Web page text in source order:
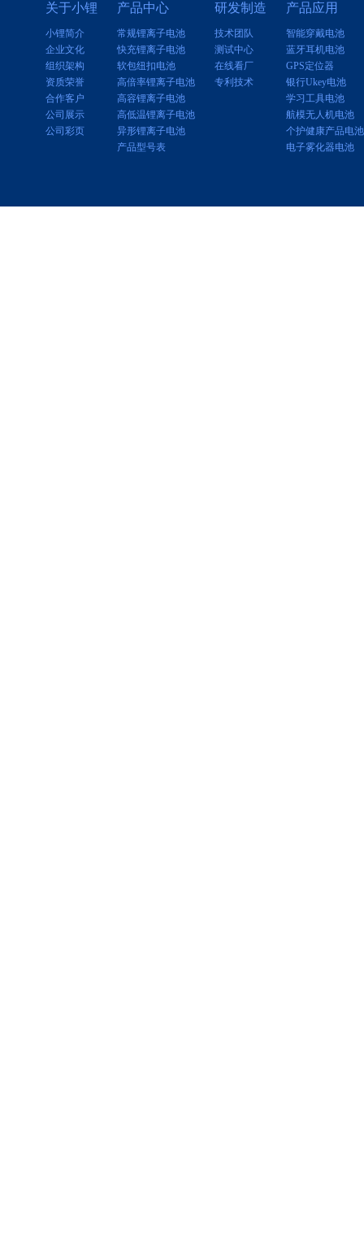
关于小锂
小锂简介
企业文化
组织架构
资质荣誉
合作客户
公司展示
公司彩页
产品中心
常规锂离子电池
快充锂离子电池
软包纽扣电池
高倍率锂离子电池
高容锂离子电池
高低温锂离子电池
异形锂离子电池
产品型号表
研发制造
技术团队
测试中心
在线看厂
专利技术
产品应用
智能穿戴电池
蓝牙耳机电池
GPS定位器
银行Ukey电池
学习工具电池
航模无人机电池
个护健康产品电池
电子雾化器电池